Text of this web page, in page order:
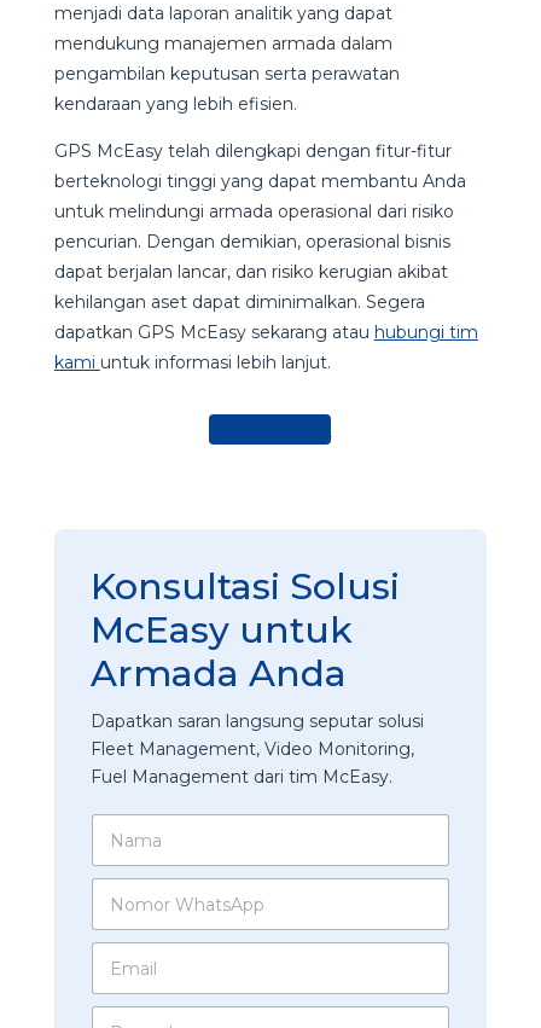
menjadi data laporan analitik yang dapat
mendukung manajemen armada dalam
pengambilan keputusan serta perawatan
kendaraan yang lebih efisien.
GPS McEasy telah dilengkapi dengan fitur-fitur
berteknologi tinggi yang dapat membantu Anda
untuk melindungi armada operasional dari risiko
pencurian. Dengan demikian, operasional bisnis
dapat berjalan lancar, dan risiko kerugian akibat
kehilangan aset dapat diminimalkan. Segera
dapatkan GPS McEasy sekarang atau hubungi tim
kami untuk informasi lebih lanjut.
Konsultasi Solusi
McEasy untuk
Armada Anda
Dapatkan saran langsung seputar solusi
Fleet Management, Video Monitoring,
Fuel Management dari tim McEasy.
m
m
W
a
u